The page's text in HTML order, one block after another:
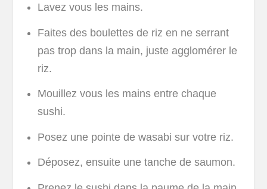
Lavez vous les mains.
Faites des boulettes de riz en ne serrant
pas trop dans la main, juste agglomérer le
riz.
Mouillez vous les mains entre chaque
sushi.
Posez une pointe de wasabi sur votre riz.
Déposez, ensuite une tanche de saumon.